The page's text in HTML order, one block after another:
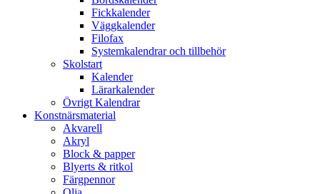
Fickkalender
Väggkalender
Filofax
Systemkalendrar och tillbehör
Skolstart
Kalender
Lärarkalender
Övrigt Kalendrar
Konstnärsmaterial
Akvarell
Akryl
Block & papper
Blyerts & ritkol
Färgpennor